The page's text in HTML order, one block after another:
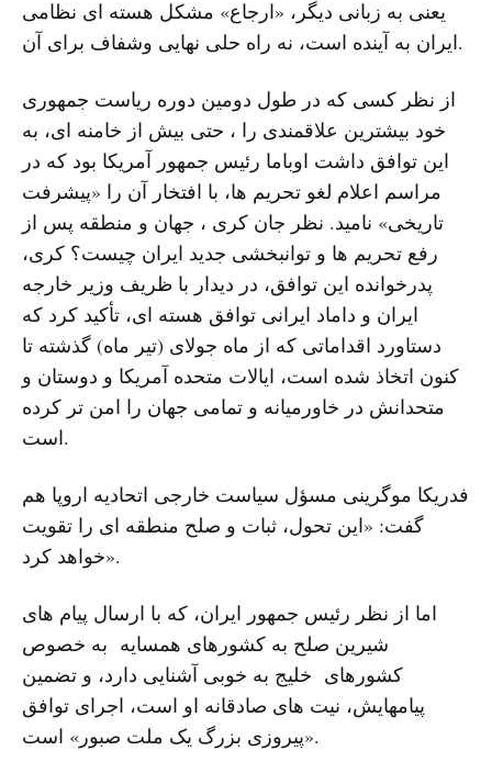
یعنی به زبانی دیگر، «ارجاع» مشکل هسته ای نظامی
ایران به آینده است، نه راه حلی نهایی وشفاف برای آن.
از نظر کسی که در طول دومین دوره ریاست جمهوری
خود بیشترین علاقمندی را ، حتی بیش از خامنه ای، به
این توافق داشت اوباما رئیس جمهور آمریکا بود که در
مراسم اعلام لغو تحریم ها، با افتخار آن را «پیشرفت
تاریخی» نامید. نظر جان کری ، جهان و منطقه پس از
رفع تحریم ها و توانبخشی جدید ایران چیست؟ کری،
پدرخوانده این توافق، در دیدار با ظریف وزیر خارجه
ایران و داماد ایرانی توافق هسته ای، تأکید کرد که
دستاورد اقداماتی که از ماه جولای (تیر ماه) گذشته تا
کنون اتخاذ شده است، ایالات متحده آمریکا و دوستان و
متحدانش در خاورمیانه و تمامی جهان را امن تر کرده
است.
فدریکا موگرینی مسؤل سیاست خارجی اتحادیه اروپا هم
گفت: «این تحول، ثبات و صلح منطقه ای را تقویت
خواهد کرد».
اما از نظر رئیس جمهور ایران، که با ارسال پیام های
شیرین صلح به کشورهای همسایه به خصوص
کشورهای خلیج به خوبی آشنایی دارد، و تضمین
پیامهایش، نیت های صادقانه او است، اجرای توافق
«پیروزی بزرگ یک ملت صبور» است.